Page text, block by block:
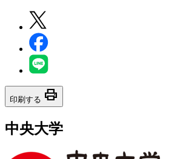
印刷する print
中央大学